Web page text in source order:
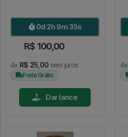
0d 2h 9m 33s
R$ 100,00
4x R$ 25,00 sem juros
Frete Grátis
Dar lance
4x